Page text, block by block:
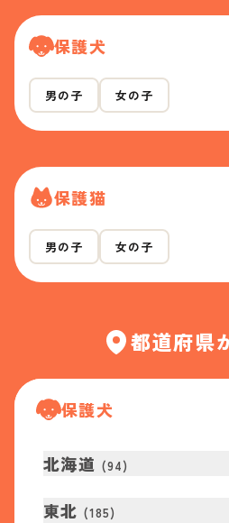
保護犬
男の子 女の子
保護猫
男の子 女の子
都道府県
保護犬
北海道 (94)
東北 (185)